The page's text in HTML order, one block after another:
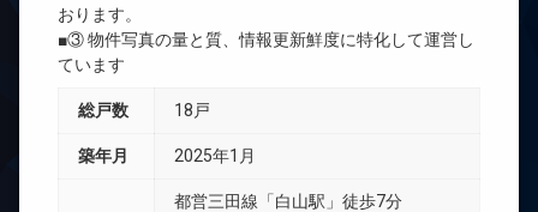
おります。
■③ 物件写真の量と質、情報更新鮮度に特化して運営し
ています
総戸数 18戸
築年月 2025年1月
都営三田線「白山駅」徒歩7分